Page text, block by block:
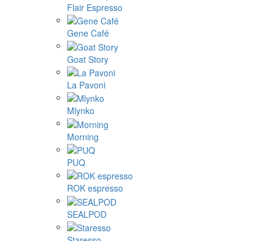
Flair Espresso
Gene Café
Goat Story
La Pavoni
Mlynko
Morning
PUQ
ROK espresso
SEALPOD